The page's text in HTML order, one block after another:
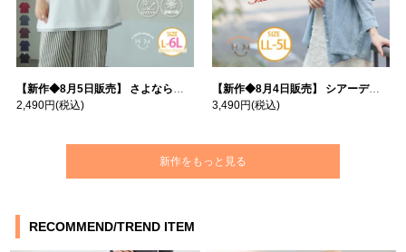
【新作◆8月5日販売】 さよなら猛暑 涼しさを着る 遮熱 接触冷感 吸水・速乾 五分袖 コンフォートメッシュ 配色レイヤード 風ゆる Tシャツ | 大きいサイズの通販ならハッピーマリリン
2,490円(税込)
【新作◆8月4日販売】 シアーデニムで お洒落に肌隠し | 大きいサイズの通販ならハッピーマリリン
3,490円(税込)
新作をもっと見る
RECOMMEND/TREND ITEM